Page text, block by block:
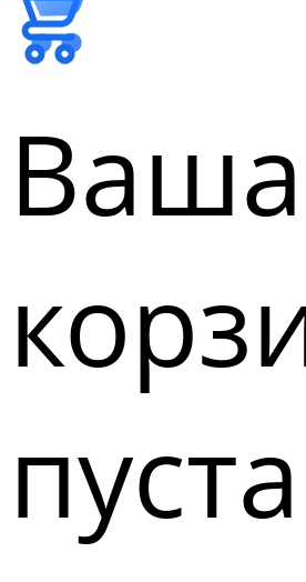
Ваша
пуста